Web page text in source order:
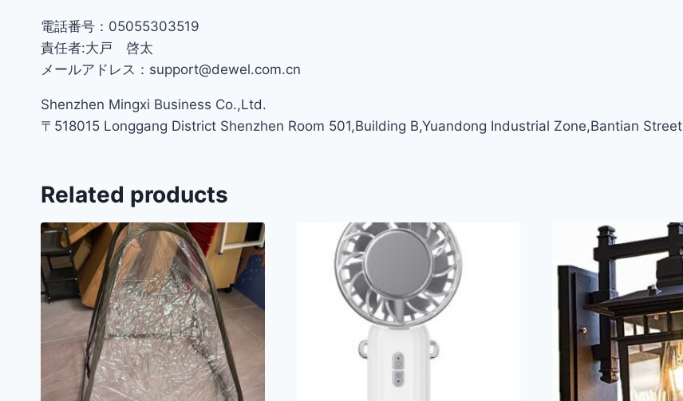
電話番号：05055303519
責任者:大戸 啓太
メールアドレス：support@dewel.com.cn
Shenzhen Mingxi Business Co.,Ltd.
〒518015 Longgang District Shenzhen Room 501,Building B,Yuandong Industrial Zone,Bantian Street
Related products